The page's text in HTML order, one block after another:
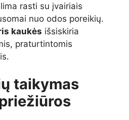
rasti su įvairiais
nuo odos poreikių.
kaukės išsiskiria
praturtintomis
taikymas